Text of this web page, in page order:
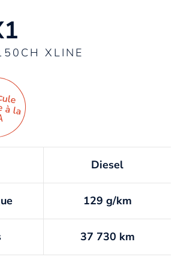
XLINE
la
Diesel
129 g/km
37 730 km